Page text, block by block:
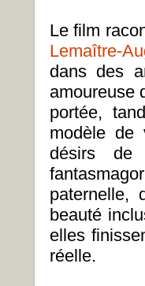
Le film
Lemaître-
dans des
amoureuse
portée,
modèle de
désirs de
paternelle,
beauté
elles
réelle.